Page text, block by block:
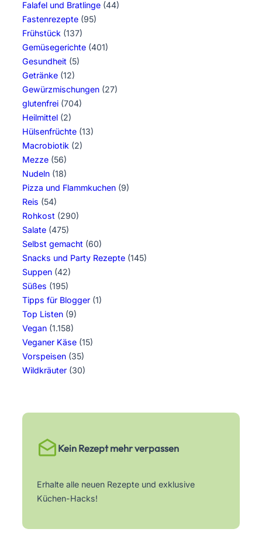
Falafel und Bratlinge (44)
Fastenrezepte (95)
Frühstück (137)
Gemüsegerichte (401)
Gesundheit (5)
Getränke (12)
Gewürzmischungen (27)
glutenfrei (704)
Heilmittel (2)
Hülsenfrüchte (13)
Macrobiotik (2)
Mezze (56)
Nudeln (18)
Pizza und Flammkuchen (9)
Reis (54)
Rohkost (290)
Salate (475)
Selbst gemacht (60)
Snacks und Party Rezepte (145)
Suppen (42)
Süßes (195)
Tipps für Blogger (1)
Top Listen (9)
Vegan (1.158)
Veganer Käse (15)
Vorspeisen (35)
Wildkräuter (30)
Kein Rezept mehr verpassen
Erhalte alle neuen Rezepte und exklusive
Küchen-Hacks!